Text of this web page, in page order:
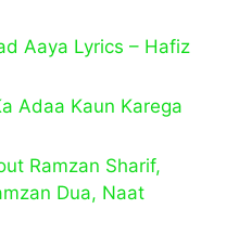
Aaya Lyrics – Hafiz
Adaa Kaun Karega
Ramzan Sharif,
Dua, Naat